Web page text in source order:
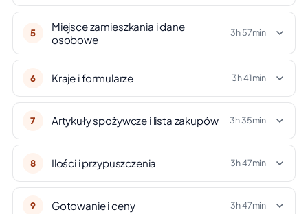
5
Miejsce zamieszkania i dane
osobowe
3h 57min
6 Kraje i formularze 3h 41min
7 Artykuły spożywcze i lista zakupów 3h 35min
8 Ilości i przypuszczenia 3h 47min
9 Gotowanie i ceny 3h 47min